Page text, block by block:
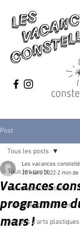
Post
Tous les posts
Mercredis Constellés
Vacances constellées
Ateliers d'arts plastiques
Tous les posts
Vacances
programme
mars !
Les vacances
20 mars 2022 2 min